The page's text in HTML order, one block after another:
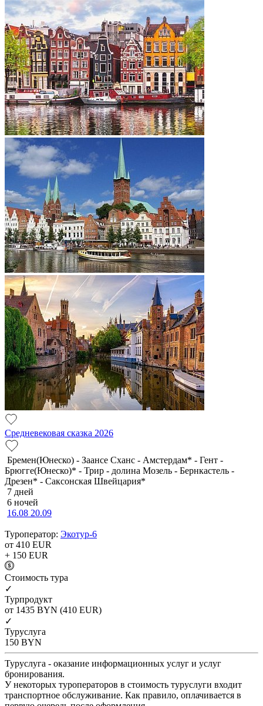
Средневековая сказка 2026
Бремен(Юнеско) - Заансе Сханс - Амстердам* - Гент -
Брюгге(Юнеско)* - Трир - долина Мозель - Бернкастель -
Дрезен* - Саксонская Швейцария*
7 дней
6 ночей
16.08 20.09
Туроператор: Экотур-6
от 410 EUR
+ 150 EUR
Cтоимость тура
✓
Турпродукт
от 1435 BYN (410 EUR)
✓
Туруслуга
150 BYN
Туруслуга - оказание информационных услуг и услуг
бронирования.
У некоторых туроператоров в стоимость туруслуги входит
транспортное обслуживание. Как правило, оплачивается в